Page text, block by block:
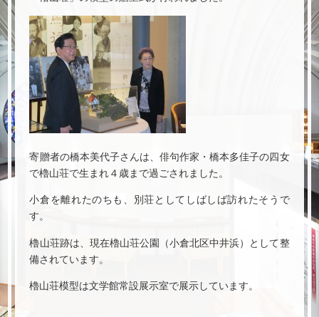
寄贈者の橋本美代子さんは、俳句作家・橋本多佳子の四女
で櫓山荘で生まれ４歳まで過ごされました。
小倉を離れたのちも、別荘としてしばしば訪れたそうで
す。
櫓山荘跡は、現在櫓山荘公園（小倉北区中井浜）として整
備されています。
櫓山荘模型は文学館常設展示室で展示しています。